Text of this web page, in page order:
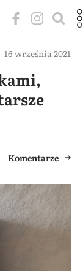
16 września 2021
Komentarze